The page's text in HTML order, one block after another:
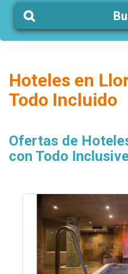
Hoteles en
Todo Incluido
Ofertas de
con Todo